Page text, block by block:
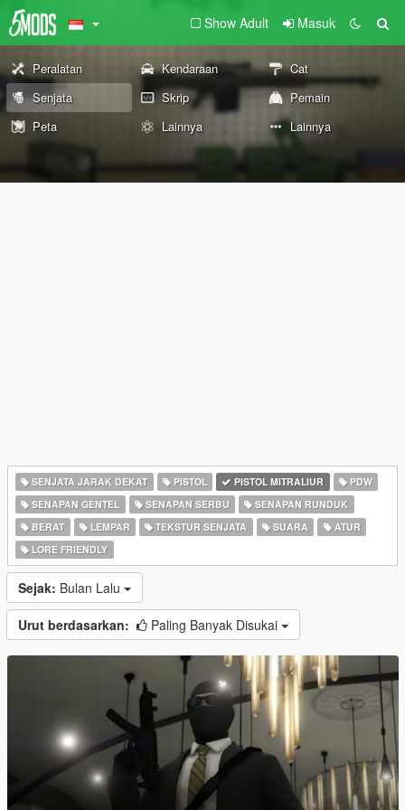
Show Adult Masuk
Peralatan Kendaraan
Cat
Senjata
Skrip
Pemain
Peta
Lainnya Lainnya
SENJATA JARAK DEKAT PISTOL PISTOL MITRALIUR
PDW
SENAPAN GENTEL
SENAPAN SERBU
SENAPAN RUNDUK
BERAT
LEMPAR TEKSTUR SENJATA SUARA
ATUR
LORE FRIENDLY
Sejak: Bulan Lalu
Urut berdasarkan: Paling Banyak Disukai